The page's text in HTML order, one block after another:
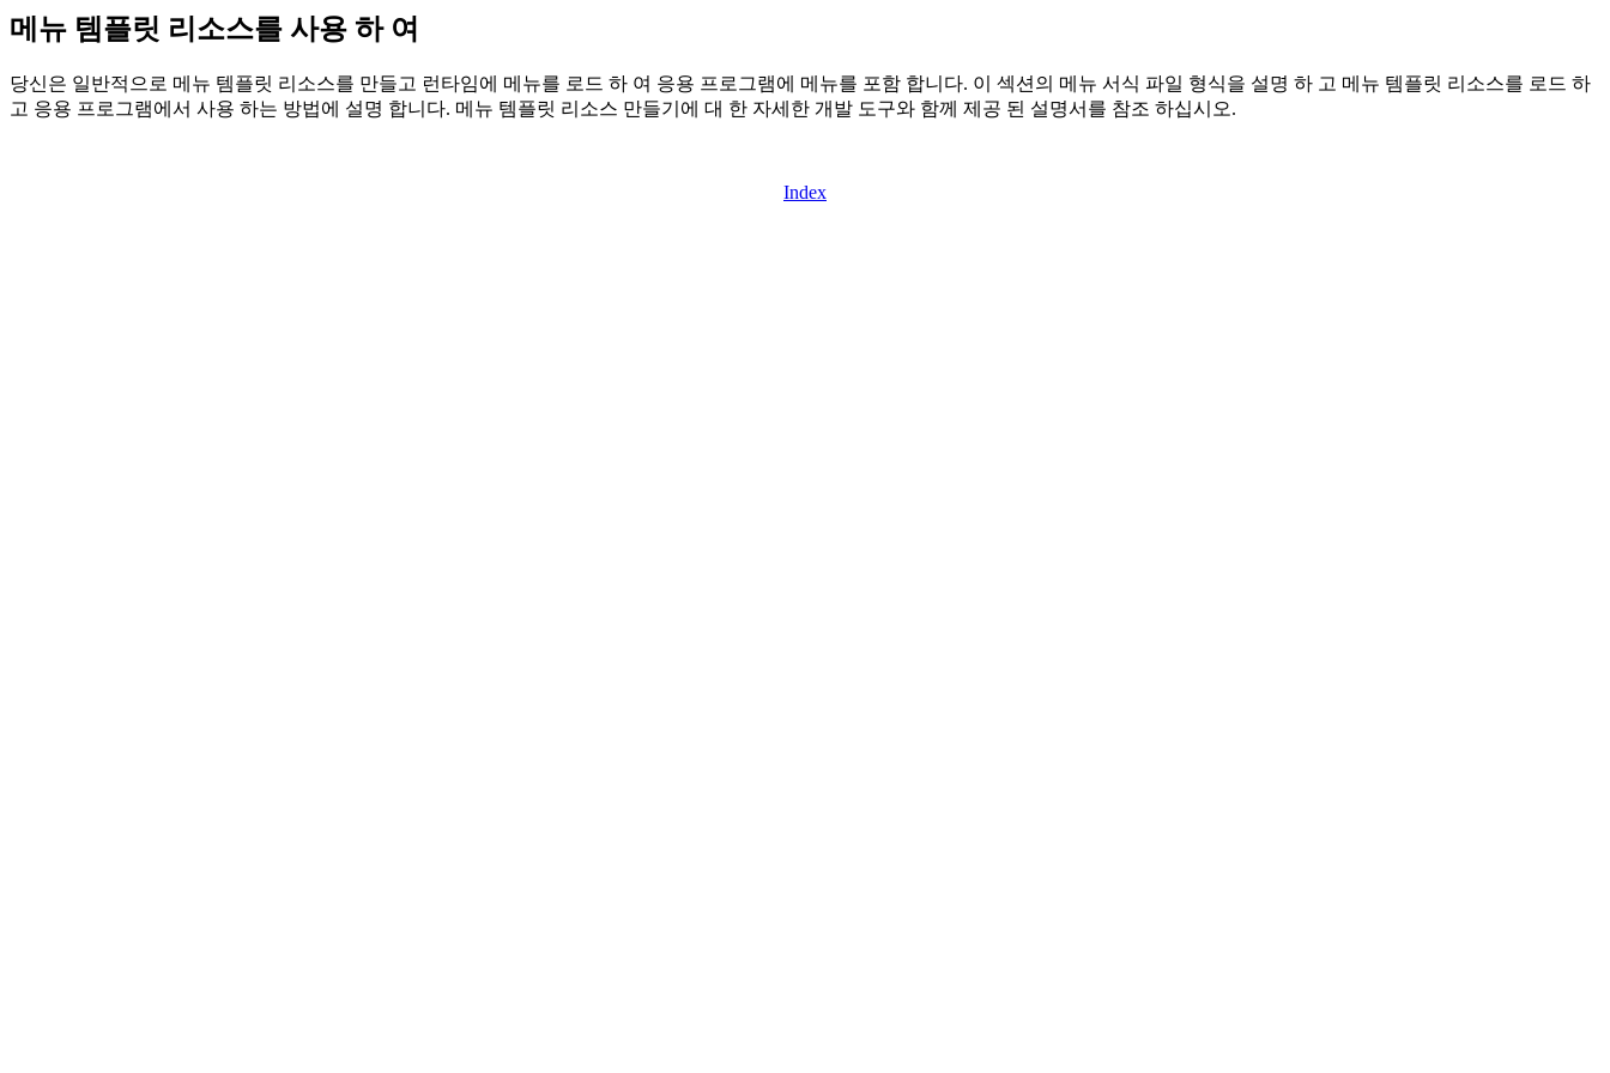
메뉴 템플릿 리소스를 사용 하 여
당신은 일반적으로 메뉴 템플릿 리소스를 만들고 런타임에 메뉴를 로드 하 여 응용 프로그램에 메뉴를 포함 합니다. 이 섹션의 메뉴 서식 파일 형식을 설명 하 고 메뉴 템플릿 리소스를 로드 하
고 응용 프로그램에서 사용 하는 방법에 설명 합니다. 메뉴 템플릿 리소스 만들기에 대 한 자세한 개발 도구와 함께 제공 된 설명서를 참조 하십시오.
Index